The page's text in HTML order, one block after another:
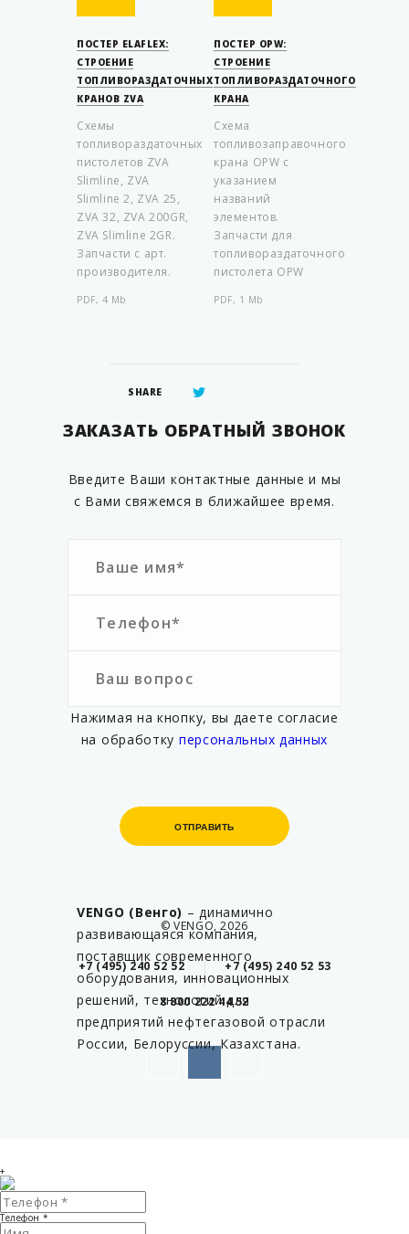
ПОСТЕР ELAFLEX:
СТРОЕНИЕ
ТОПЛИВОРАЗДАТОЧНЫХ
КРАНОВ ZVA
Схемы
топливораздаточных
пистолетов ZVA
Slimline, ZVA
Slimline 2, ZVA 25,
ZVA 32, ZVA 200GR,
ZVA Slimline 2GR.
Запчасти с арт.
производителя.
PDF, 4 Mb
ПОСТЕР OPW:
СТРОЕНИЕ
ТОПЛИВОРАЗДАТОЧНОГО
КРАНА
Схема
топливозаправочного
крана OPW с
указанием
названий
элементов.
Запчасти для
топливораздаточного
пистолета OPW
PDF, 1 Mb
SHARE
ЗАКАЗАТЬ ОБРАТНЫЙ ЗВОНОК
Введите Ваши контактные данные и мы
с Вами свяжемся в ближайшее время.
Нажимая на кнопку, вы даете согласие
на обработку персональных данных
ОТПРАВИТЬ
ОТПРАВИТЬ
© VENGO, 2026
+7 (495) 240 52 52 +7 (495) 240 52 53
8 800 222 44 52
VENGO (Венго) – динамично
развивающаяся компания,
поставщик современного
оборудования, инновационных
решений, технологий для
предприятий нефтегазовой отрасли
России, Белоруссии, Казахстана.
+
Телефон *